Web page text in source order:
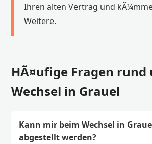
Ihren alten Vertrag und
Weitere.
HÃ¤ufige Fragen rund
Wechsel in Grauel
Kann mir beim Wechsel in
abgestellt werden?